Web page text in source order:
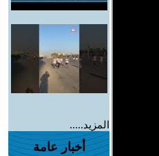
المزيد.....
أخبار عامة